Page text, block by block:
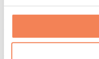
Biohacking
Terapija crvenim svjetlom
Eko kućanstvo